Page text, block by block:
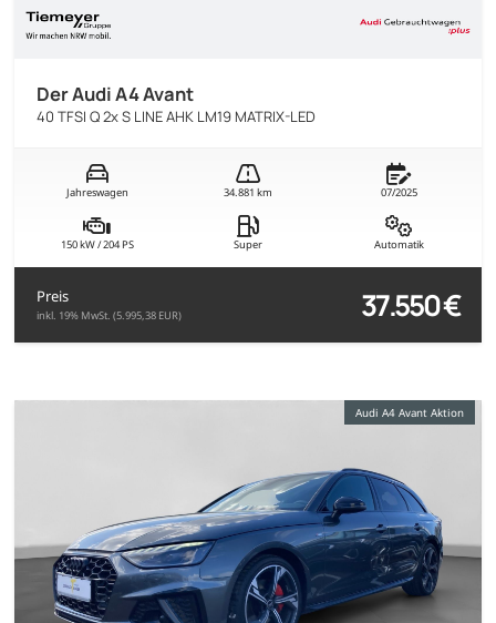
Der Audi A4 Avant
40 TFSI Q 2x S LINE AHK LM19 MATRIX-LED
Jahreswagen 34.881 km 07/2025
150 kW / 204 PS Super Automatik
Preis
inkl. 19% MwSt. (5.995,38 EUR) 37.550 €
Audi A4 Avant Aktion